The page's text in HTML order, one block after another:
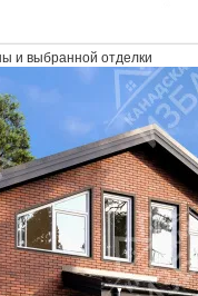
и выбранной отделки